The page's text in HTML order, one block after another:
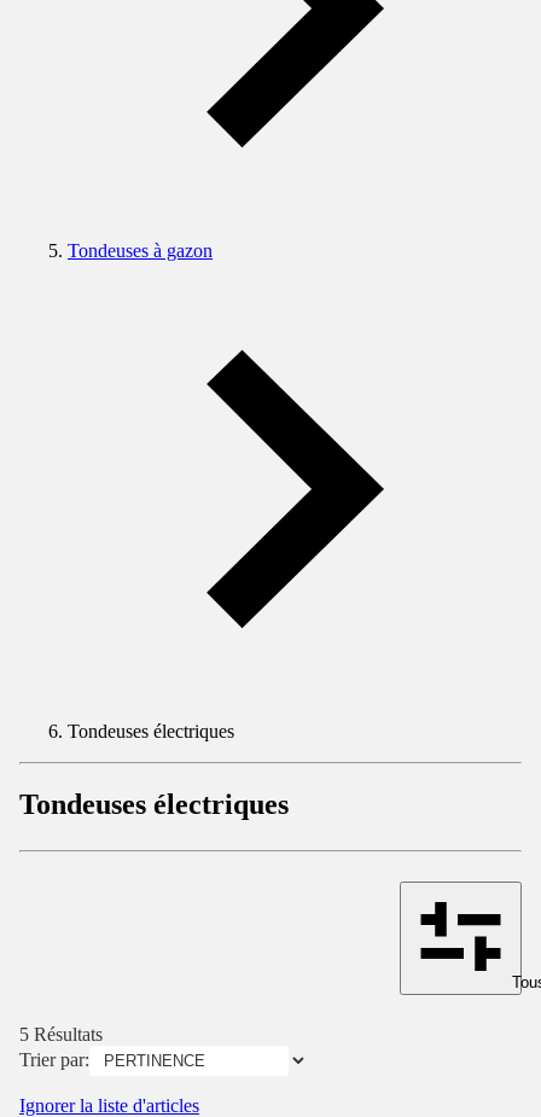
Tondeuses à gazon
Tondeuses électriques
Tondeuses électriques
5 Résultats
Trier par:
Ignorer la liste d'articles